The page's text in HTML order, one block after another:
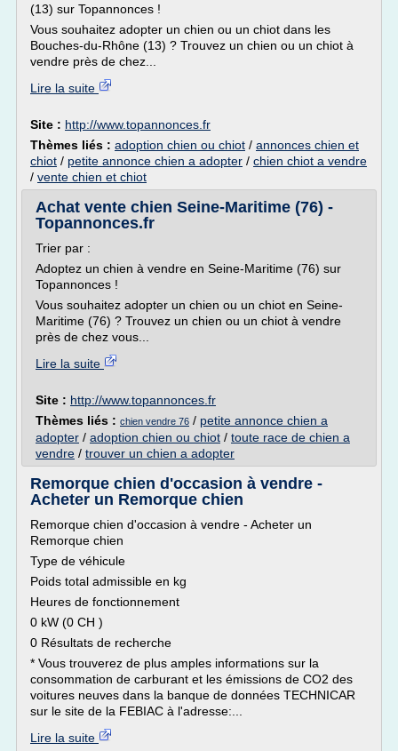
(13) sur Topannonces !
Vous souhaitez adopter un chien ou un chiot dans les
Bouches-du-Rhône (13) ? Trouvez un chien ou un chiot à
vendre près de chez...
Lire la suite
Site : http://www.topannonces.fr
Thèmes liés : adoption chien ou chiot / annonces chien et
chiot / petite annonce chien a adopter / chien chiot a vendre
/ vente chien et chiot
Achat vente chien Seine-Maritime (76) -
Topannonces.fr
Trier par :
Adoptez un chien à vendre en Seine-Maritime (76) sur
Topannonces !
Vous souhaitez adopter un chien ou un chiot en Seine-
Maritime (76) ? Trouvez un chien ou un chiot à vendre
près de chez vous...
Lire la suite
Site : http://www.topannonces.fr
Thèmes liés : chien vendre 76 / petite annonce chien a
adopter / adoption chien ou chiot / toute race de chien a
vendre / trouver un chien a adopter
Remorque chien d'occasion à vendre -
Acheter un Remorque chien
Remorque chien d'occasion à vendre - Acheter un
Remorque chien
Type de véhicule
Poids total admissible en kg
Heures de fonctionnement
0 kW (0 CH )
0 Résultats de recherche
* Vous trouverez de plus amples informations sur la
consommation de carburant et les émissions de CO2 des
voitures neuves dans la banque de données TECHNICAR
sur le site de la FEBIAC à l'adresse:...
Lire la suite